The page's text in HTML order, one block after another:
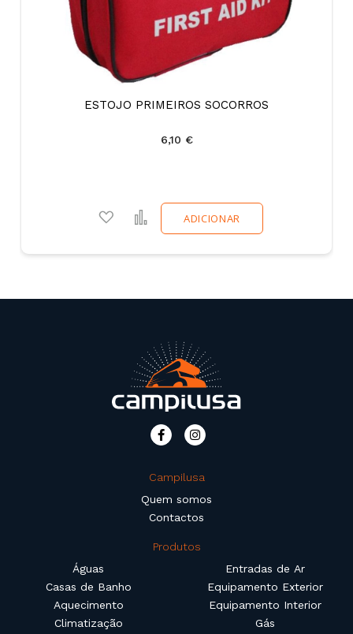
ESTOJO PRIMEIROS SOCORROS
6,10 €
ADICIONAR
Adicionar a favoritos
Comparar
Campilusa
Quem somos
Contactos
Produtos
Águas
Casas de Banho
Aquecimento
Climatização
Entradas de Ar
Equipamento Exterior
Equipamento Interior
Gás